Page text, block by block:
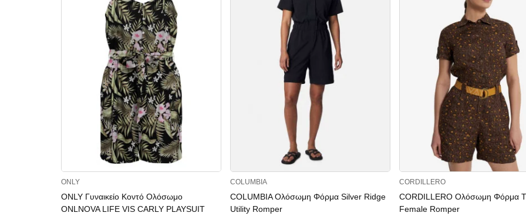
ONLY
ONLY Γυναικείο Κοντό Ολόσωμο
ONLNOVA LIFE VIS CARLY PLAYSUIT
COLUMBIA
COLUMBIA Ολόσωμη Φόρμα Silver Ridge
Utility Romper
CORDILLERO
CORDILLERO Ολόσωμη Φόρμα
Female Romper